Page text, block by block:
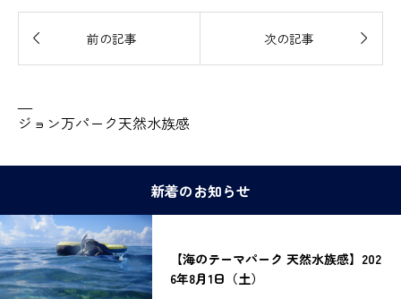
 前の記事 次の記事 
—
ジョン万パーク天然水族感
新着のお知らせ
【海のテーマパーク 天然水族感】202
6年8月1日（土）